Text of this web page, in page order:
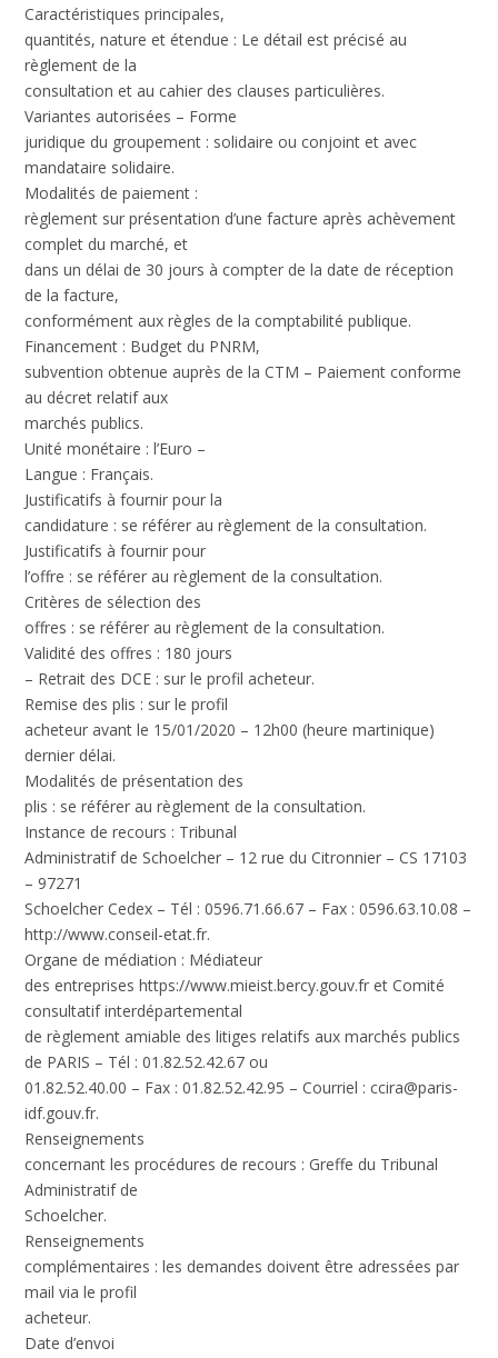
Caractéristiques principales,
quantités, nature et étendue : Le détail est précisé au
règlement de la
consultation et au cahier des clauses particulières.
Variantes autorisées – Forme
juridique du groupement : solidaire ou conjoint et avec
mandataire solidaire.
Modalités de paiement :
règlement sur présentation d’une facture après achèvement
complet du marché, et
dans un délai de 30 jours à compter de la date de réception
de la facture,
conformément aux règles de la comptabilité publique.
Financement : Budget du PNRM,
subvention obtenue auprès de la CTM – Paiement conforme
au décret relatif aux
marchés publics.
Unité monétaire : l’Euro –
Langue : Français.
Justificatifs à fournir pour la
candidature : se référer au règlement de la consultation.
Justificatifs à fournir pour
l’offre : se référer au règlement de la consultation.
Critères de sélection des
offres : se référer au règlement de la consultation.
Validité des offres : 180 jours
– Retrait des DCE : sur le profil acheteur.
Remise des plis : sur le profil
acheteur avant le 15/01/2020 – 12h00 (heure martinique)
dernier délai.
Modalités de présentation des
plis : se référer au règlement de la consultation.
Instance de recours : Tribunal
Administratif de Schoelcher – 12 rue du Citronnier – CS 17103
– 97271
Schoelcher Cedex – Tél : 0596.71.66.67 – Fax : 0596.63.10.08 –
http://www.conseil-etat.fr.
Organe de médiation : Médiateur
des entrepriseshttps://www.mieist.bercy.gouv.fr et Comité
consultatif interdépartemental
de règlement amiable des litiges relatifs aux marchés publics
de PARIS – Tél : 01.82.52.42.67 ou
01.82.52.40.00 – Fax : 01.82.52.42.95 – Courriel : ccira@paris-
idf.gouv.fr.
Renseignements
concernant les procédures de recours : Greffe du Tribunal
Administratif de
Schoelcher.
Renseignements
complémentaires :les demandes doivent être adressées par
mail via le profil
acheteur.
Date d’envoi